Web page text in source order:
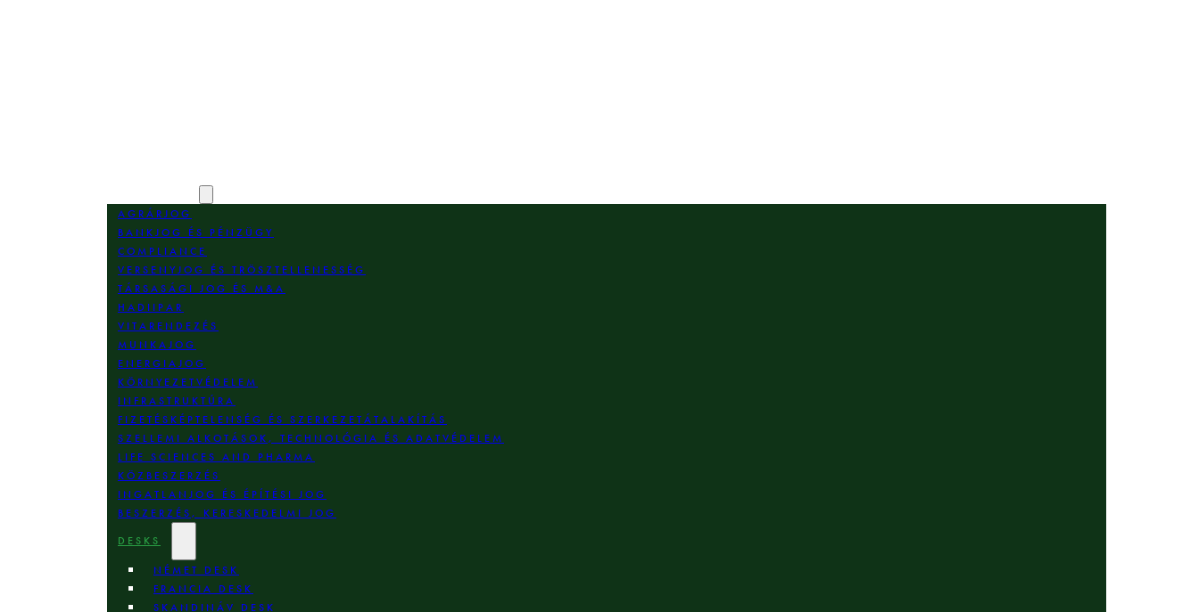
AGRÁRJOG
BANKJOG ÉS PÉNZÜGY
COMPLIANCE
VERSENYJOG ÉS TRÖSZTELLENESSÉG
TÁRSASÁGI JOG ÉS M&A
HADIIPAR
VITARENDEZÉS
MUNKAJOG
ENERGIAJOG
KÖRNYEZETVÉDELEM
INFRASTRUKTÚRA
FIZETÉSKÉPTELENSÉG ÉS SZERKEZETÁTALAKÍTÁS
SZELLEMI ALKOTÁSOK, TECHNOLÓGIA ÉS ADATVÉDELEM
LIFE SCIENCES AND PHARMA
KÖZBESZERZÉS
INGATLANJOG ÉS ÉPÍTÉSI JOG
BESZERZÉS, KERESKEDELMI JOG
DESKS
NÉMET DESK
FRANCIA DESK
SKANDINÁV DESK